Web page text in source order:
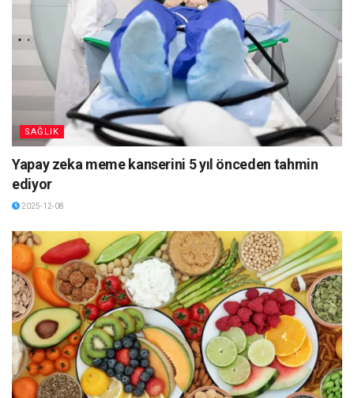
SAĞLIK
Yapay zeka meme kanserini 5 yıl önceden tahmin
ediyor
2025-12-08